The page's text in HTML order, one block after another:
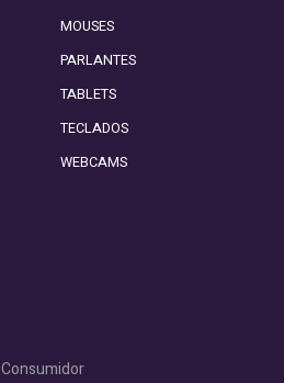
MOUSES
PARLANTES
TABLETS
TECLADOS
WEBCAMS